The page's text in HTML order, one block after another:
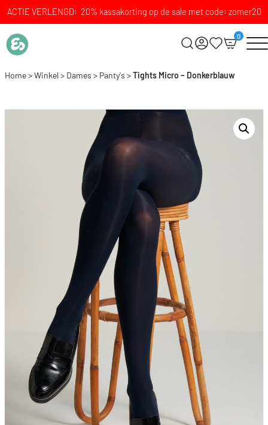
ACTIE VERLENGD: 20% kassakorting op de sale met code: zomer20
0
Home>Winkel> Dames > Panty's >Tights Micro – Donkerblauw